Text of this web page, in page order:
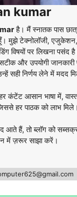
kumar
है। मैं स्नातक पास
टेक्नोलॉजी, एजुकेशन,
विषयों पर लिखना
और उपयोगी जानकारी
सही निर्णय लेने में मदद
हर कंटेंट आसान भाषा में,
हर पाठक को लाभ मिले।
आते हैं, तो ब्लॉग को
में ज़रूर साझा करें।